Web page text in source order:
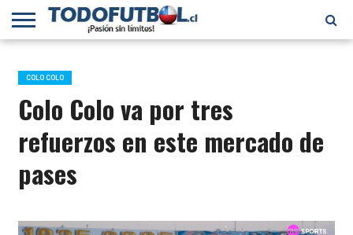
PRIMERA
B
SELECCIÓN
CHILENA
CHILENOS
EN EL
MUNDO
FÚTBOL
INTERNACIONAL
COLO COLO
Colo Colo va por tres
refuerzos en este mercado de
pases